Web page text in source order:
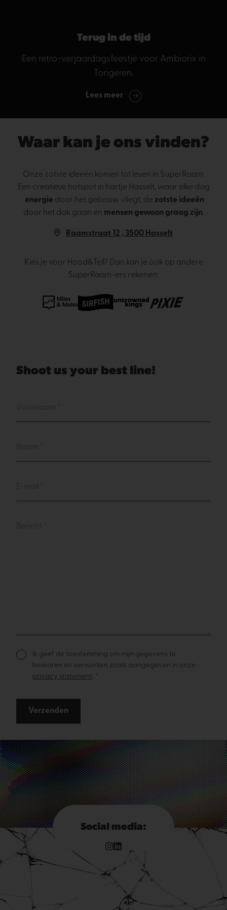
Terug in de tijd
Een retro-verjaardagsfeestje voor Ambiorix in
Tongeren.
Lees meer
Waar kan je ons vinden?
Onze zotste ideeën komen tot leven in SuperRaam.
Een creatieve hotspot in hartje Hasselt, waar elke dag
energie door het gebouw vliegt, de zotste ideeën
door het dak gaan en mensen gewoon graag zijn.
Raamstraat 12 , 3500 Hasselt
Kies je voor Hood&Tell? Dan kan je ook op andere
SuperRaam-ers rekenen:
Shoot us your best line!
Ik geef de toestemming om mijn gegevens te
bewaren en verwerken zoals aangegeven in onze
privacy statement. *
Verzenden
Social media: